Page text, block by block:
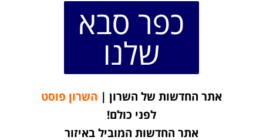
כפר סבא
שלנו
אתר החדשות של השרון | השרון פוסט
לפני כולם!
אתר החדשות המוביל באיזור